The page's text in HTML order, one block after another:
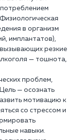
в организм
имплантатов),
резкие
— тошнота,
проблем,
— осознать
мотивацию к
со стрессом и
навыки.